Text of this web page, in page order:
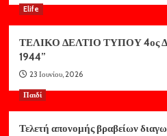
Elife
ΤΕΛΙΚΟ ΔΕΛΤΙΟ ΤΥΠΟΥ 4ος
1944”
23 Ιουνίου, 2026
Παιδί
Τελετή απονομής βραβείων